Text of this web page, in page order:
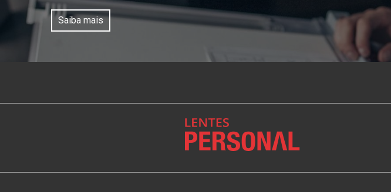
Saiba mais